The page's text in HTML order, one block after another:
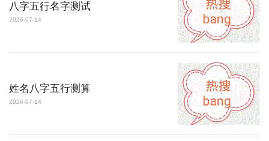
八字五行名字测试
2026-07-14
姓名八字五行测算
2026-07-14